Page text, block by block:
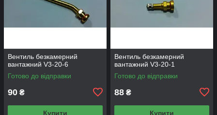
Вентиль безкамерний
вантажний V3-20-6
Готово до відправки
90 ₴
Купити
Вентиль безкамерний
вантажний V3-20-1
Готово до відправки
88 ₴
Купити